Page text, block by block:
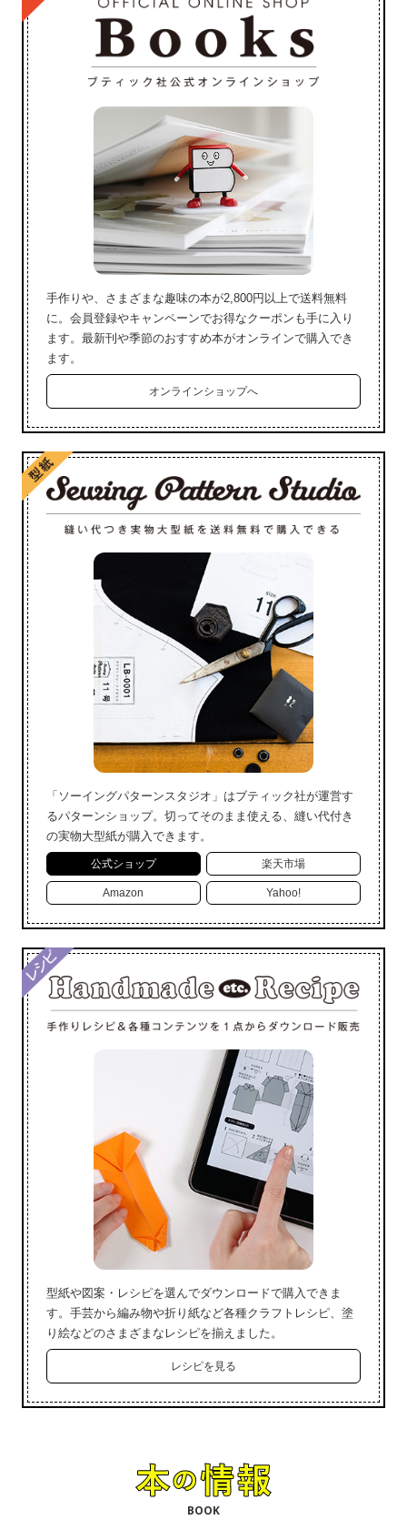
手作りや、さまざまな趣味の本が2,800円以上で送料無料
に。会員登録やキャンペーンでお得なクーポンも手に入り
ます。最新刊や季節のおすすめ本がオンラインで購入でき
ます。
オンラインショップへ
「ソーイングパターンスタジオ」はブティック社が運営す
るパターンショップ。切ってそのまま使える、縫い代付き
の実物大型紙が購入できます。
公式ショップ 楽天市場
Amazon Yahoo!
型紙や図案・レシピを選んでダウンロードで購入できま
す。手芸から編み物や折り紙など各種クラフトレシピ、塗
り絵などのさまざまなレシピを揃えました。
レシピを見る
BOOK